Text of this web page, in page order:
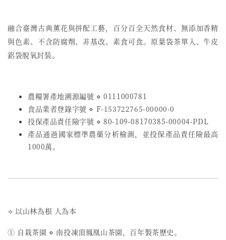
融合臺灣古典薰花與拼配工藝， 百分百全天然食材、無添加香精
與色素、不含防腐劑、非基改、素食可食。原葉袋茶單入、牛皮
鋁袋脫氧封裝。
農糧署產地溯源編號 ⋄ 0111000781
食品業者登錄字號 ⋄ F-153722765-00000-0
投保產品責任險字號 ⋄80-109-08170385-00004-PDL
產品通過國家標準農藥分析檢測，並投保產品責任險最高
1000萬。
⟢ 以山林為根 人為本
① 自栽茶園 ⋄ 南投凍頂鳳凰山茶園，百年製茶歷史。